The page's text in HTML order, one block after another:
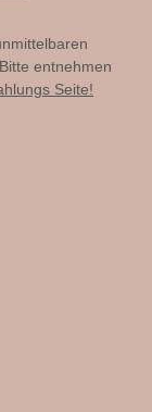
entnehmen
Seite!